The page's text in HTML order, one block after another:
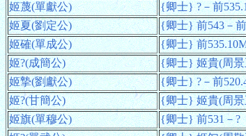
姬蔑(單獻公)
{卿士} ?－前
姬夏(劉定公)
{卿士} 前543－
姬確(單成公)
{卿士} 前
姬?(成簡公)
{卿士} 姬貴(周景
姬摯(劉獻公)
{卿士} ?－前
姬?(甘簡公)
{卿士} 姬貴(周景
姬旗(單穆公)
{卿士} 前531－?